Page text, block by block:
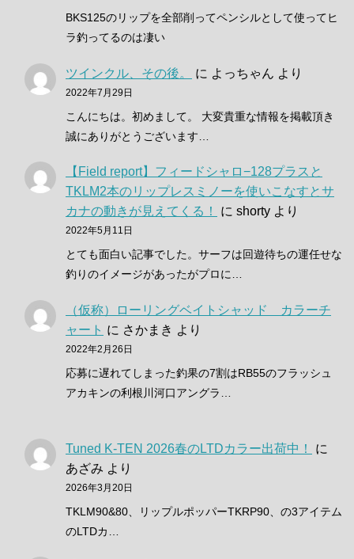
BKS125のリップを全部削ってペンシルとして使ってヒ
ラ釣ってるのは凄い
ツインクル、その後。 に よっちゃん より
2022年7月29日
こんにちは。初めまして。 大変貴重な情報を掲載頂き
誠にありがとうございます…
【Field report】フィードシャロ−128プラスと
TKLM2本のリップレスミノーを使いこなすとサ
カナの動きが見えてくる！
に shorty より
2022年5月11日
とても面白い記事でした。サーフは回遊待ちの運任せな
釣りのイメージがあったがプロに…
（仮称）ローリングベイトシャッド カラーチ
ャート に さかまき より
2022年2月26日
応募に遅れてしまった釣果の7割はRB55のフラッシュ
アカキンの利根川河口アングラ…
Tuned K-TEN 2026春のLTDカラー出荷中！
に
あざみ より
2026年3月20日
TKLM90&80、リップルポッパーTKRP90、の3アイテム
のLTDカ…